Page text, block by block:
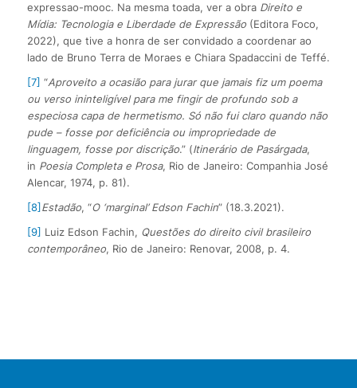
expressao-mooc. Na mesma toada, ver a obra Direito e
Mídia: Tecnologia e Liberdade de Expressão(Editora Foco,
2022), que tive a honra de ser convidado a coordenar ao
lado de Bruno Terra de Moraes e Chiara Spadaccini de Teffé.
[7] “Aproveito a ocasião para jurar que jamais fiz um poema
ou verso ininteligível para me fingir de profundo sob a
especiosa capa de hermetismo. Só não fui claro quando não
pude –fosse por deficiência ou impropriedade de
linguagem, fosse por discrição.” (Itinerário de Pasárgada,
in Poesia Completa e Prosa, Rio de Janeiro: Companhia José
Alencar, 1974, p. 81).
[8] Estadão, “O ‘marginal’ Edson Fachin” (18.3.2021).
[9] Luiz Edson Fachin, Questões do direito civil brasileiro
contemporâneo, Rio de Janeiro: Renovar, 2008, p. 4.